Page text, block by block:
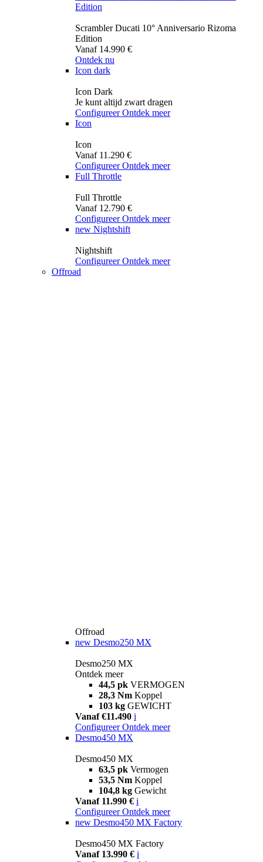
Edition
Scrambler Ducati 10° Anniversario Rizoma
Edition
Vanaf 14.990 €
Ontdek nu
Icon dark
Icon Dark
Je kunt altijd zwart dragen
Configureer Ontdek meer
Icon
Icon
Vanaf 11.290 €
Configureer Ontdek meer
Full Throttle
Full Throttle
Vanaf 12.790 €
Configureer Ontdek meer
new Nightshift
Nightshift
Configureer Ontdek meer
Offroad
Offroad
new Desmo250 MX
Desmo250 MX
Ontdek meer
44,5 pk VERMOGEN
28,3 Nm Koppel
103 kg GEWICHT
Vanaf €11.490 i
Configureer Ontdek meer
Desmo450 MX
Desmo450 MX
63,5 pk Vermogen
53,5 Nm Koppel
104,8 kg Gewicht
Vanaf 11.990 € i
Configureer Ontdek meer
new Desmo450 MX Factory
Desmo450 MX Factory
Vanaf 13.990 € i